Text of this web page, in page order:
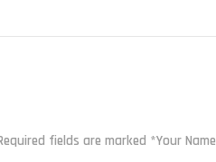
fields are marked *Your Name